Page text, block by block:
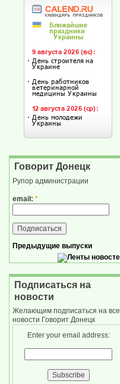
Говорит Донецк
Рупор администрации
email: *
Предыдущие выпуски
Подписаться на
новости
Желающим подписаться на все
новости Говорит Донецк
Enter your email address: